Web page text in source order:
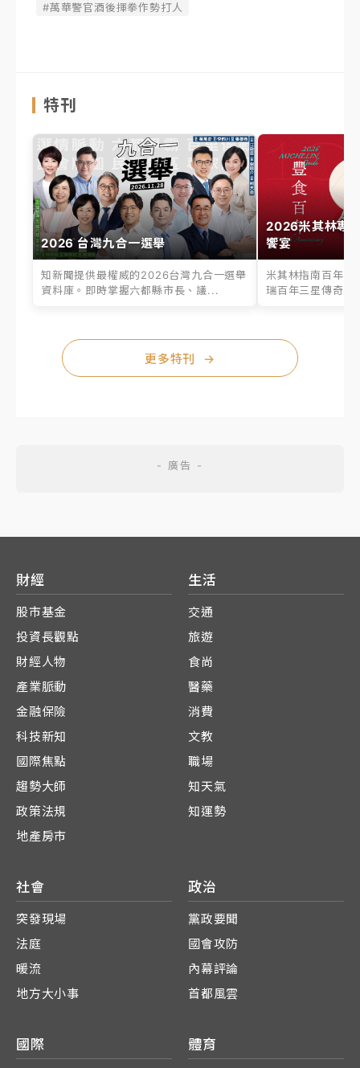
#萬華警官酒後揮拳作勢打人
特刊
2026 台灣九合一選舉
知新聞提供最權威的2026台灣九合一選舉
資料庫。即時掌握六都縣市長、議...
2026米其林專
饗宴
米其林指南百年之
瑞百年三星傳奇、
更多特刊 →
財經
股市基金
投資長觀點
財經人物
產業脈動
金融保險
科技新知
國際焦點
趨勢大師
政策法規
地產房市
生活
交通
旅遊
食尚
醫藥
消費
文教
職場
知天氣
知運勢
社會
突發現場
法庭
暖流
地方大小事
政治
黨政要聞
國會攻防
內幕評論
首都風雲
國際 體育